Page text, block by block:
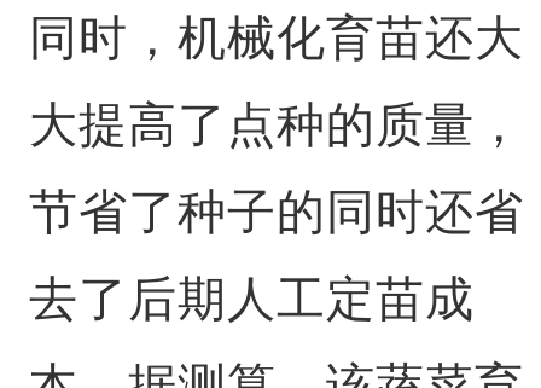
同时，机械化育苗还大
大提高了点种的质量，
节省了种子的同时还省
去了后期人工定苗成